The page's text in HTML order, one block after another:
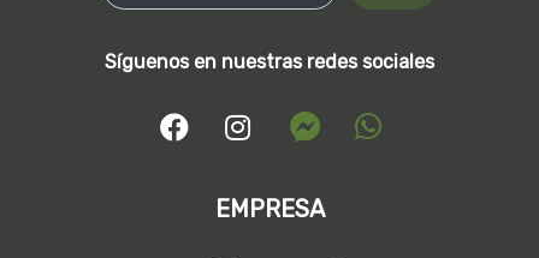
Síguenos en nuestras redes sociales
EMPRESA